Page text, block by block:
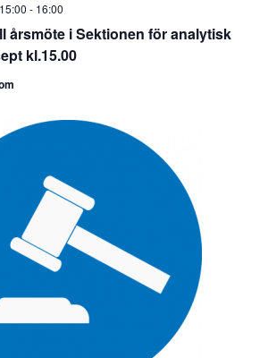
årsmöte i Sektionen för analytisk
kl.15.00
- 16:00